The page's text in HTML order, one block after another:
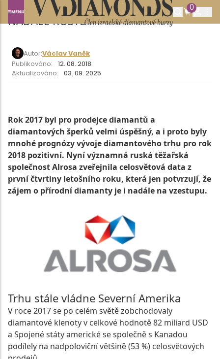
0
CELOSVĚTOVÝ PRODEJ DIAMANTŮ I
NADÁLE ROSTE
Autor:Václav Vaněk
Publikováno:
12. 08. 2018
Aktualizováno:
03. 09. 2025
Rok 2017 byl pro prodejce diamantů a
diamantových šperků velmi úspěšný, a i proto byly
mnohé prognózy vývoje diamantového trhu pro rok
2018 pozitivní. Nyní významná ruská těžařská
společnost Alrosa zveřejnila celosvětová data z
první čtvrtiny letošního roku, která jen potvrzují, že
zájem o přírodní diamanty je i nadále na vzestupu.
Trhu stále vládne Severní Amerika
V roce 2017 se po celém světě zobchodovaly
diamantové klenoty v celkové hodnotě 82 miliard USD
a Spojené státy americké se společně s Kanadou
podílely na nadpoloviční většině (53 %) celosvětových